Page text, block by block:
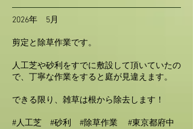
2026年 5月
剪定と除草作業です。
人工芝や砂利をすでに敷設して頂いていたの
で、丁寧な作業をすると庭が見違えます。
できる限り、雑草は根から除去します！
#人工芝 #砂利 #除草作業 #東京都府中